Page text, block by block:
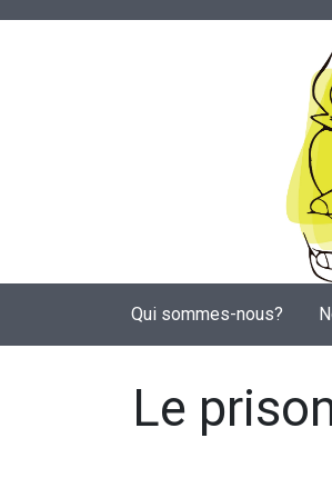
Qui sommes-nous?
Le